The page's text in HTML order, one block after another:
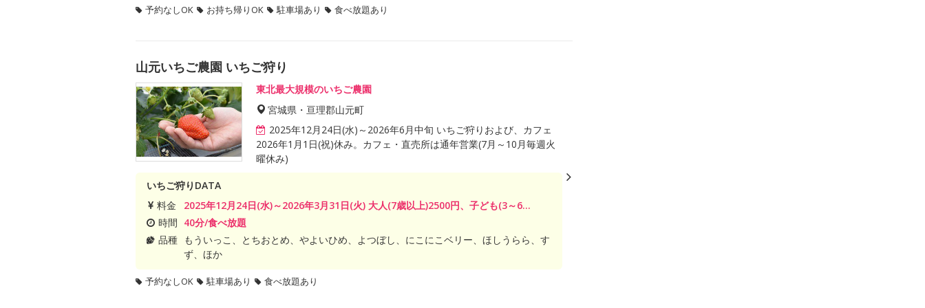
予約なしOK お持ち帰りOK 駐車場あり 食べ放題あり
山元いちご農園 いちご狩り
東北最大規模のいちご農園
宮城県・亘理郡山元町
2025年12月24日(水)～2026年6月中旬 いちご狩りおよび、カフェ
2026年1月1日(祝)休み。カフェ・直売所は通年営業(7月～10月毎週火
曜休み)
いちご狩りDATA
料金
2025年12月24日(水)～2026年3月31日(火) 大人(7歳以上)2500円、子ども(3～6...
時間 40分/食べ放題
品種 もういっこ、とちおとめ、やよいひめ、よつぼし、にこにこベリー、ほしうらら、す
ず、ほか
予約なしOK 駐車場あり 食べ放題あり